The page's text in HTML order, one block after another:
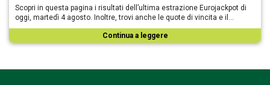
Scopri in questa pagina i risultati dell’ultima estrazione Eurojackpot di
oggi, martedì 4 agosto. Inoltre, trovi anche le quote di vincita e il…
Continua a leggere